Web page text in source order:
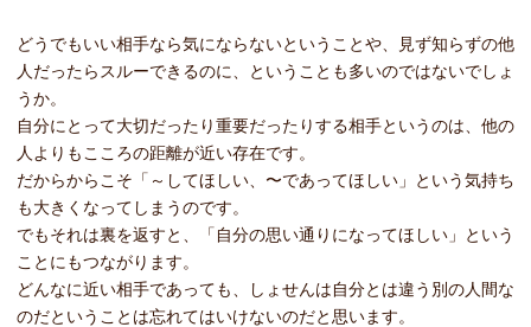
どうでもいい相手なら気にならないということや、見ず知らずの他
人だったらスルーできるのに、ということも多いのではないでしょ
うか。
自分にとって大切だったり重要だったりする相手というのは、他の
人よりもこころの距離が近い存在です。
だからからこそ「～してほしい、〜であってほしい」という気持ち
も大きくなってしまうのです。
でもそれは裏を返すと、「自分の思い通りになってほしい」という
ことにもつながります。
どんなに近い相手であっても、しょせんは自分とは違う別の人間な
のだということは忘れてはいけないのだと思います。